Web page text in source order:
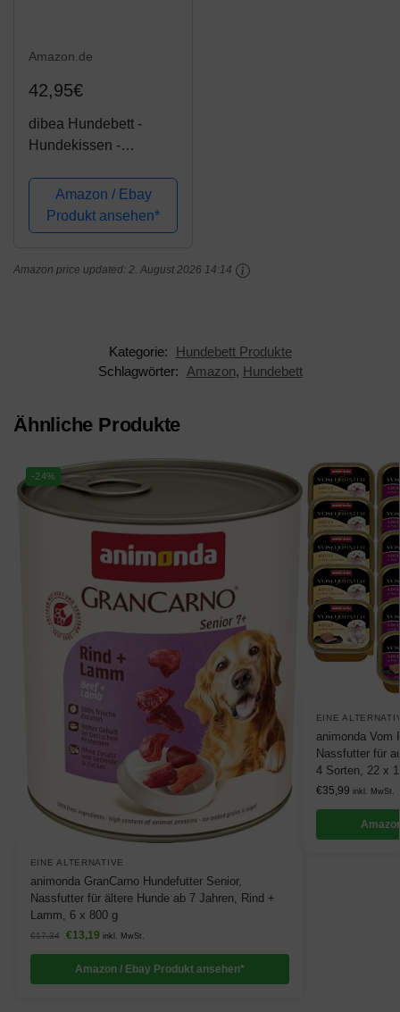
Amazon.de
42,95€
dibea Hundebett -
Hundekissen -
mit Wendekissen
(Größe und Farbe
wählbar)
Amazon / Ebay
Produkt ansehen*
Amazon price updated: 2. August 2026 14:14
Kategorie:
Hundebett Produkte
Schlagwörter:
Amazon, Hundebett
Ähnliche Produkte
-24%
EINE ALTERNATIVE
animonda GranCarno Hundefutter Senior,
Nassfutter für ältere Hunde ab 7 Jahren, Rind +
Lamm, 6 x 800 g
€17,34 €13,19 inkl. MwSt.
Amazon / Ebay Produkt ansehen*
EINE
animonda Vom
Nassfutter für
4 Sorten, 22 x
€35,99 inkl. MwSt.